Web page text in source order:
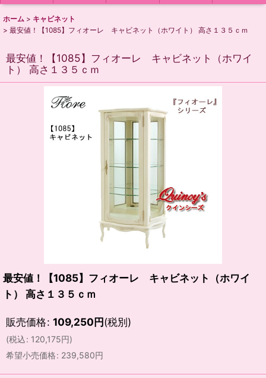
ホーム > キャビネット
> 最安値！【1085】フィオーレ キャビネット（ホワイト） 高さ１３５ｃｍ
最安値！【1085】フィオーレ キャビネット（ホワイ
ト） 高さ１３５ｃｍ
最安値！【1085】フィオーレ キャビネット（ホワイ
ト） 高さ１３５ｃｍ
販売価格: 109,250円(税別)
(税込: 120,175円)
希望小売価格: 239,580円